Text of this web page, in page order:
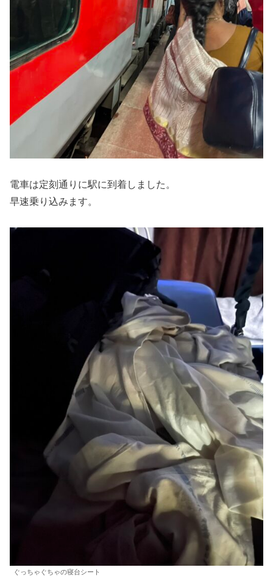
電車は定刻通りに駅に到着しました。
早速乗り込みます。
ぐっちゃぐちゃの寝台シート